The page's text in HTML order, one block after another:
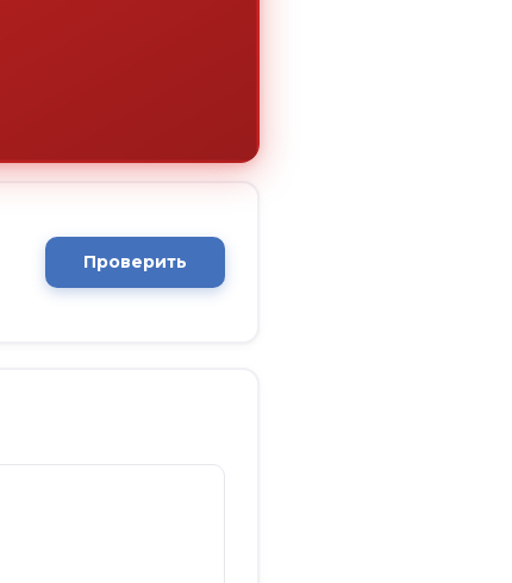
Проверить